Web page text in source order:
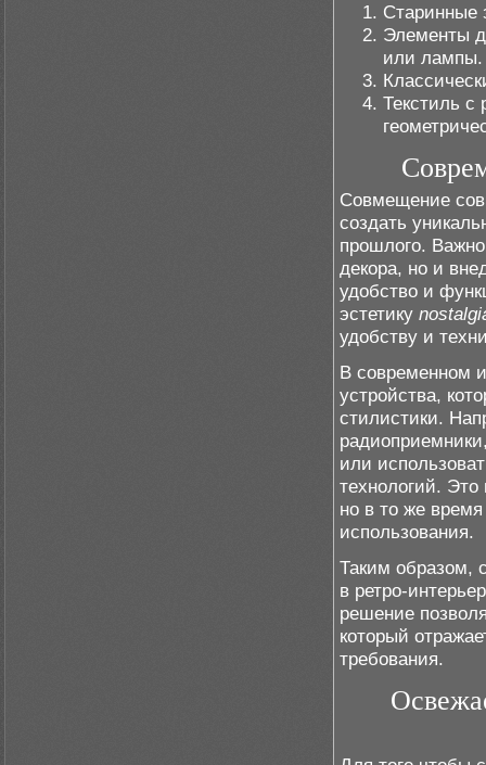
Старинные
Элементы
или лампы.
Текстиль с
Совмещение
создать
прошлого.
декора, но и
удобство и
эстетику
удобству и
В современном
устройства,
стилистики.
или
технологий.
но в то же
использования.
Таким образом,
в ретро-
решение
который
требования.